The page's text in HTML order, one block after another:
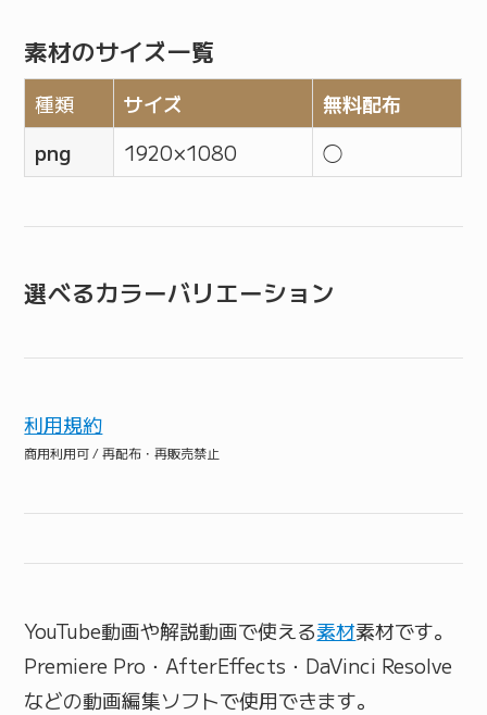
素材のサイズ一覧
種類 サイズ
無料配布
png
1920 ×1080 ◯
選べるカラーバリエーション
利用規約
商用利用可 / 再配布・再販売禁止
YouTube動画や解説動画で使える素材素材です。
Premiere Pro・AfterEffects・DaVinci Resolve
などの動画編集ソフトで使用できます。